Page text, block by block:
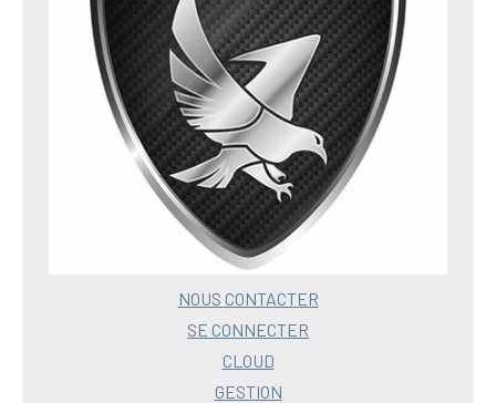
NOUS CONTACTER
SE CONNECTER
CLOUD
GESTION